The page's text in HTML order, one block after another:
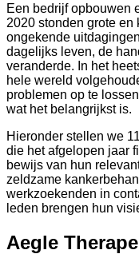
Een bedrijf opbouwen
2020 stonden grote
ongekende
dagelijks leven, de
veranderde. In het
hele wereld
problemen op te
wat het belangrijkst is.
Hieronder stellen we
die het afgelopen jaar
bewijs van hun
zeldzame
werkzoekenden in
leden brengen hun
Aegle